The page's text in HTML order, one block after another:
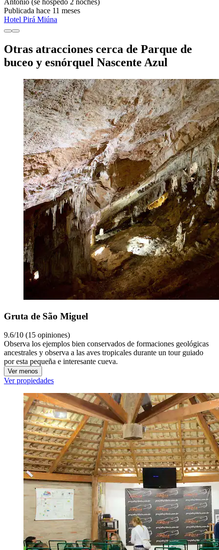
Antonio (se hospedó 2 noches)
Publicada hace 11 meses
Hotel Pirá Miúna
Otras atracciones cerca de Parque de
buceo y esnórquel Nascente Azul
Gruta de São Miguel
9.6/10 (15 opiniones)
Observa los ejemplos bien conservados de formaciones geológicas
ancestrales y observa a las aves tropicales durante un tour guiado
por esta pequeña e interesante cueva.
Ver menos
Ver propiedades